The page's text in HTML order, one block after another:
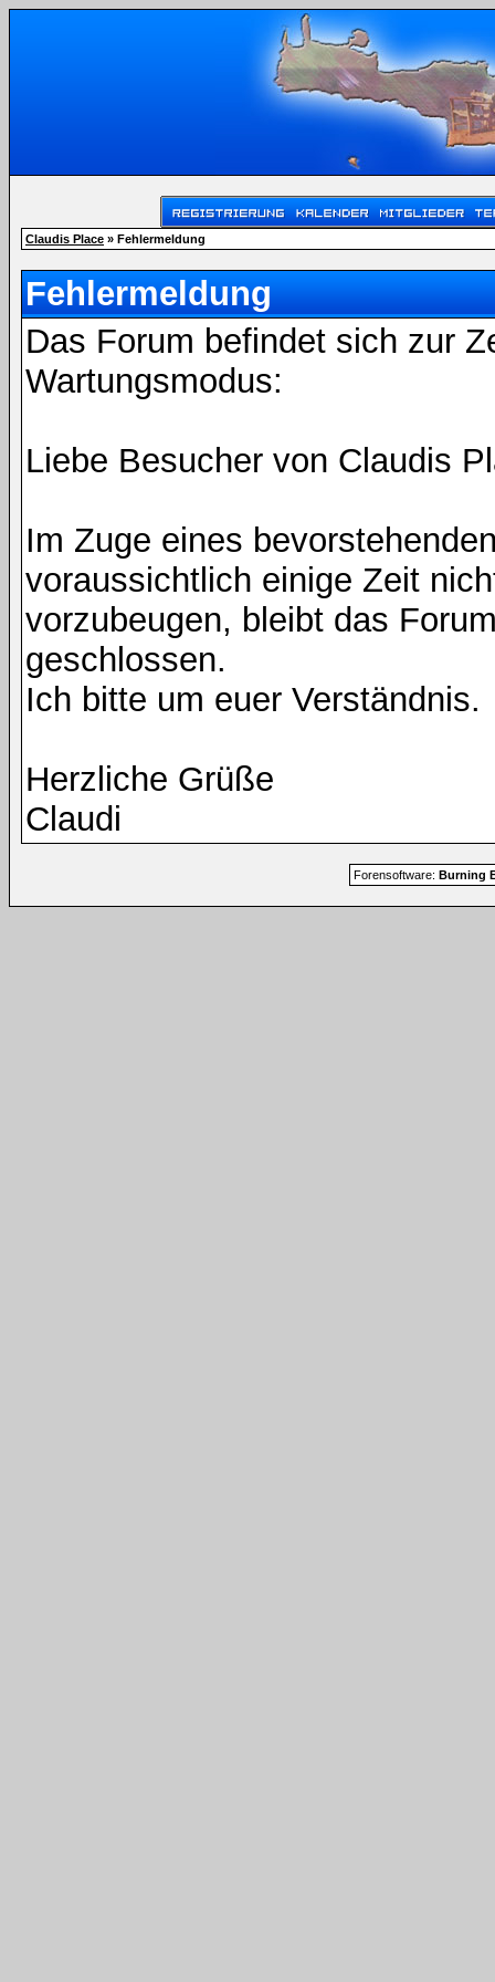
Claudis Place » Fehlermeldung
Fehlermeldung
Das Forum befindet sich zur
Wartungsmodus:
Liebe Besucher von Claudis
Im Zuge eines
voraussichtlich einige Zeit
vorzubeugen, bleibt das
geschlossen.
Ich bitte um euer Verständnis.
Herzliche Grüße
Claudi
Forensoftware: Burning